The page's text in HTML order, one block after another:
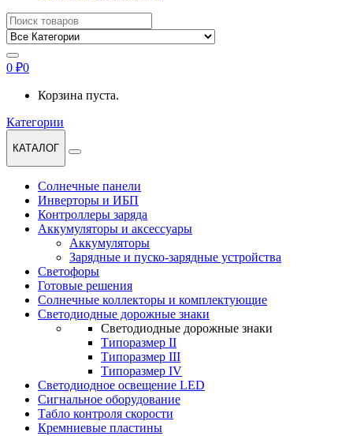
Найти:
0 ₽0
Корзина пуста.
Категории
КАТАЛОГ
Солнечные панели
Инверторы и ИБП
Контроллеры заряда
Аккумуляторы и аксессуары
Аккумуляторы
Зарядные и пуско-зарядные устройства
Светофоры
Готовые решения
Солнечные коллекторы и комплектующие
Светодиодные дорожные знаки
Светодиодные дорожные знаки
Типоразмер II
Типоразмер III
Типоразмер IV
Светодиодное освещение LED
Сигнальное оборудование
Табло контроля скорости
Кремниевые пластины